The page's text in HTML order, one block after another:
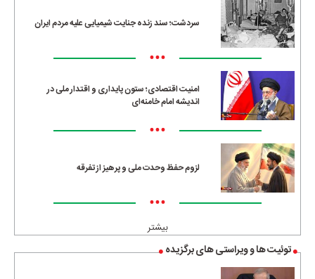
سردشت؛ سند زنده جنایت شیمیایی علیه مردم ایران
•••
امنیت اقتصادی؛ ستون پایداری و اقتدار ملی در
اندیشه امام خامنه‌ای
•••
لزوم حفظ وحدت ملی و پرهیز از تفرقه
•••
بیشتر
توئیت ها و ویراستی های برگزیده